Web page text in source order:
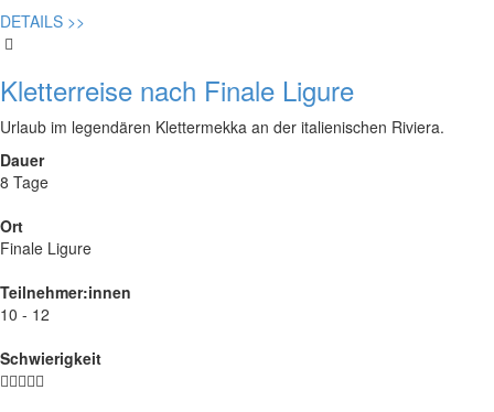
DETAILS >>
Kletterreise nach Finale Ligure
Urlaub im legendären Klettermekka an der italienischen Riviera.
Dauer
8 Tage
Ort
Finale Ligure
Teilnehmer:innen
10 - 12
Schwierigkeit